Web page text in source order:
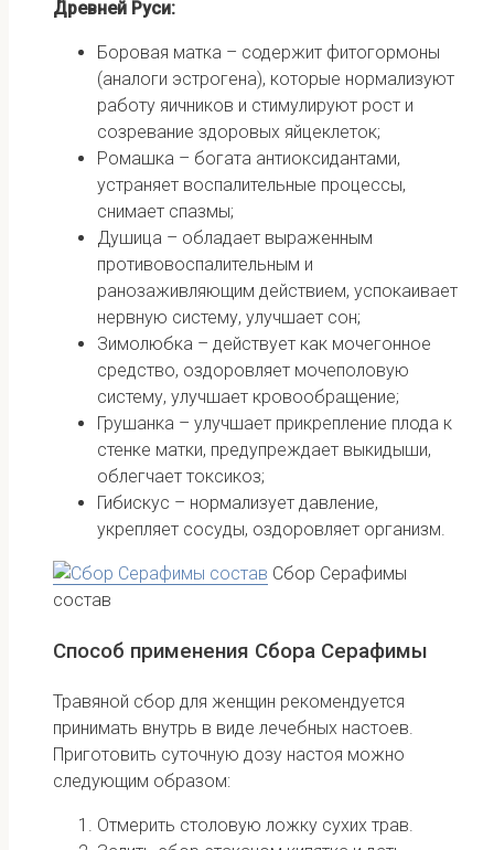
Древней Руси:
Боровая матка – содержит фитогормоны
(аналоги эстрогена), которые нормализуют
работу яичников и стимулируют рост и
созревание здоровых яйцеклеток;
Ромашка – богата антиоксидантами,
устраняет воспалительные процессы,
снимает спазмы;
Душица – обладает выраженным
противовоспалительным и
ранозаживляющим действием, успокаивает
нервную систему, улучшает сон;
Зимолюбка – действует как мочегонное
средство, оздоровляет мочеполовую
систему, улучшает кровообращение;
Грушанка – улучшает прикрепление плода к
стенке матки, предупреждает выкидыши,
облегчает токсикоз;
Гибискус – нормализует давление,
укрепляет сосуды, оздоровляет организм.
Сбор Серафимы
состав
Способ применения Сбора Серафимы
Травяной сбор для женщин рекомендуется
принимать внутрь в виде лечебных настоев.
Приготовить суточную дозу настоя можно
следующим образом:
Отмерить столовую ложку сухих трав.